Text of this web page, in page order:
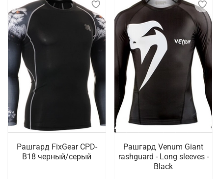
Рашгард FixGear CPD-
B18 черный/серый
Рашгард Venum Giant
rashguard - Long sleeves -
Black